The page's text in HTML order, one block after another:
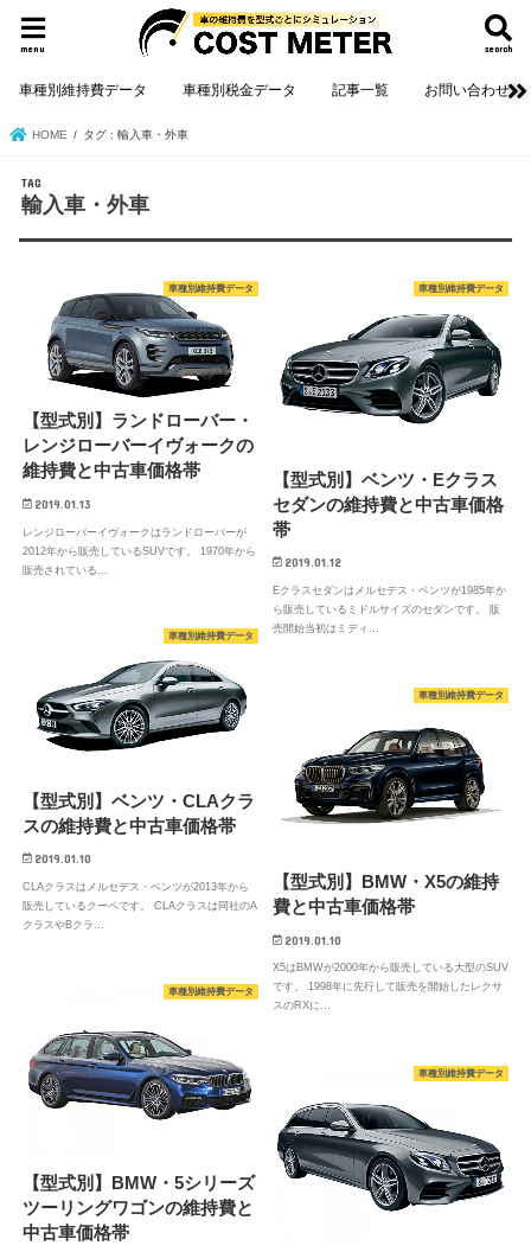
search
menu
車種別維持費データ 車種別税金データ 記事一覧 お問い合わせ
HOME タグ : 輸入車・外車
TAG
輸入車・外車
車種別維持費データ
【型式別】ランドローバー・
レンジローバーイヴォークの
維持費と中古車価格帯
2019.01.13
レンジローバーイヴォークはランドローバーが
2012年から販売しているSUVです。 1970年から
販売されている…
車種別維持費データ
【型式別】ベンツ・Eクラス
セダンの維持費と中古車価格
帯
2019.01.12
Eクラスセダンはメルセデス・ベンツが1985年か
ら販売しているミドルサイズのセダンです。 販
売開始当初はミディ…
車種別維持費データ
【型式別】ベンツ・CLAクラ
スの維持費と中古車価格帯
2019.01.10
CLAクラスはメルセデス・ベンツが2013年から
販売しているクーペです。 CLAクラスは同社のA
クラスやBクラ…
車種別維持費データ
【型式別】BMW・X5の維持
費と中古車価格帯
2019.01.10
X5はBMWが2000年から販売している大型のSUV
です。 1998年に先行して販売を開始したレクサ
スのRXに…
車種別維持費データ
【型式別】BMW・5シリーズ
ツーリングワゴンの維持費と
中古車価格帯
車種別維持費データ